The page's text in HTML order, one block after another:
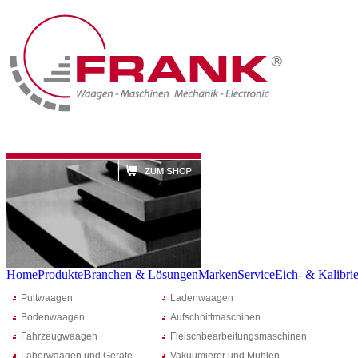
HomeProdukteBranchen & LösungenMarkenServiceEich- &
Pultwaagen
Bodenwaagen
Fahrzeugwaagen
Laborwaagen und Geräte
Ladenwaagen
Aufschnittmaschinen
Fleischbearbeitungsmaschinen
Vakuumierer und Mühlen